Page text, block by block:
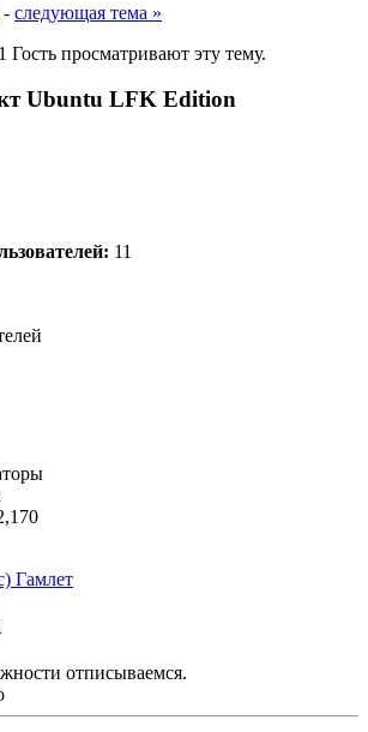
- следующая тема »
Гость просматривают эту тему.
Ubuntu LFK Edition
11
Гамлет
отписываемся.